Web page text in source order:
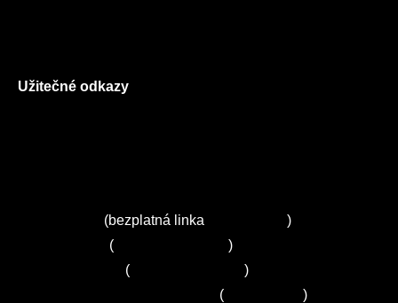
Užitečné odkazy
(bezplatná linka
)
(
)
(
)
( )